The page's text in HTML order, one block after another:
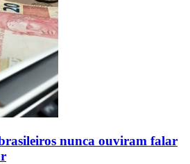
nunca ouviram falar